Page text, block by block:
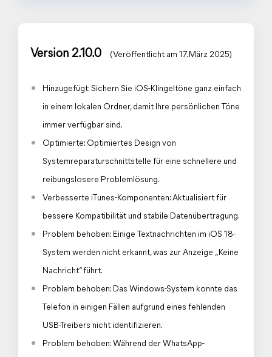
Version 2.10.0 (Veröffentlicht am 17. März 2025)
Hinzugefügt: Sichern Sie iOS-Klingeltöne ganz einfach
in einem lokalen Ordner, damit Ihre persönlichen Töne
immer verfügbar sind.
Optimierte: Optimiertes Design von
Systemreparaturschnittstelle für eine schnellere und
reibungslosere Problemlösung.
Verbesserte iTunes-Komponenten: Aktualisiert für
bessere Kompatibilität und stabile Datenübertragung.
Problem behoben: Einige Textnachrichten im iOS 18-
System werden nicht erkannt, was zur Anzeige „Keine
Nachricht“ führt.
Problem behoben: Das Windows-System konnte das
Telefon in einigen Fällen aufgrund eines fehlenden
USB-Treibers nicht identifizieren.
Problem behoben: Während der WhatsApp-